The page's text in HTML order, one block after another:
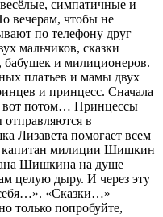
симпатичные и
вечерам, чтобы не
по телефону друг
мальчиков, сказки
бабушек и милиционеров.
платьев и мамы двух
и принцесс. Сначала
вот потом… Принцессы
отправляются в
Лизавета помогает всем
капитан милиции Шишкин
Шишкина на душе
целую дыру. И через эту
«Сказки…»
только попробуйте,